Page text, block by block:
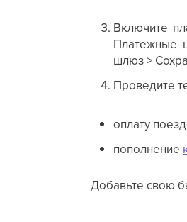
Включите
Платежные
шлюз >
Проведите
оплату
пополнение
Добавьте свою